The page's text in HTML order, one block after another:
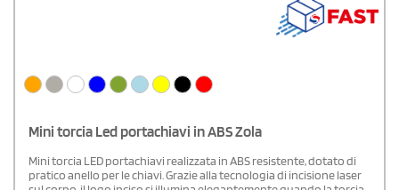
Mini torcia Led portachiavi in ABS Zola
Mini torcia LED portachiavi realizzata in ABS resistente, dotato di
pratico anello per le chiavi. Grazie alla tecnologia di incisione laser